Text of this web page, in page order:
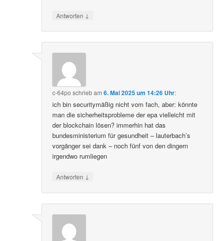
Antworten ↓
c-64po schriebam6. Mai 2025 um 14:26 Uhr:
ich bin securitymäßig nicht vom fach, aber: könnte
man die sicherheitsprobleme der epa vielleicht mit
der blockchain lösen? immerhin hat das
bundesministerium für gesundheit – lauterbach’s
vorgänger sei dank – noch fünf von den dingern
irgendwo rumliegen
Antworten ↓